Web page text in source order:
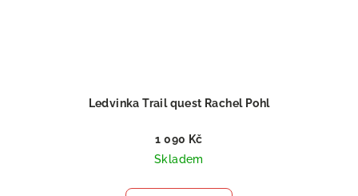
Ledvinka Trail quest Rachel Pohl
1 090 Kč
Skladem